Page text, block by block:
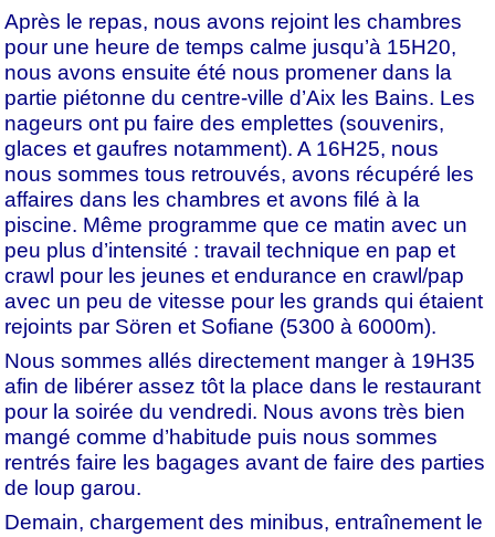
Après le repas, nous avons rejoint les chambres
pour une heure de temps calme jusqu’à 15H20,
nous avons ensuite été nous promener dans la
partie piétonne du centre-ville d’Aix les Bains. Les
nageurs ont pu faire des emplettes (souvenirs,
glaces et gaufres notamment). A 16H25, nous
nous sommes tous retrouvés, avons récupéré les
affaires dans les chambres et avons filé à la
piscine. Même programme que ce matin avec un
peu plus d’intensité : travail technique en pap et
crawl pour les jeunes et endurance en crawl/pap
avec un peu de vitesse pour les grands qui étaient
rejoints par Sören et Sofiane (5300 à 6000m).
Nous sommes allés directement manger à 19H35
afin de libérer assez tôt la place dans le restaurant
pour la soirée du vendredi. Nous avons très bien
mangé comme d’habitude puis nous sommes
rentrés faire les bagages avant de faire des parties
de loup garou.
Demain, chargement des minibus, entraînement le